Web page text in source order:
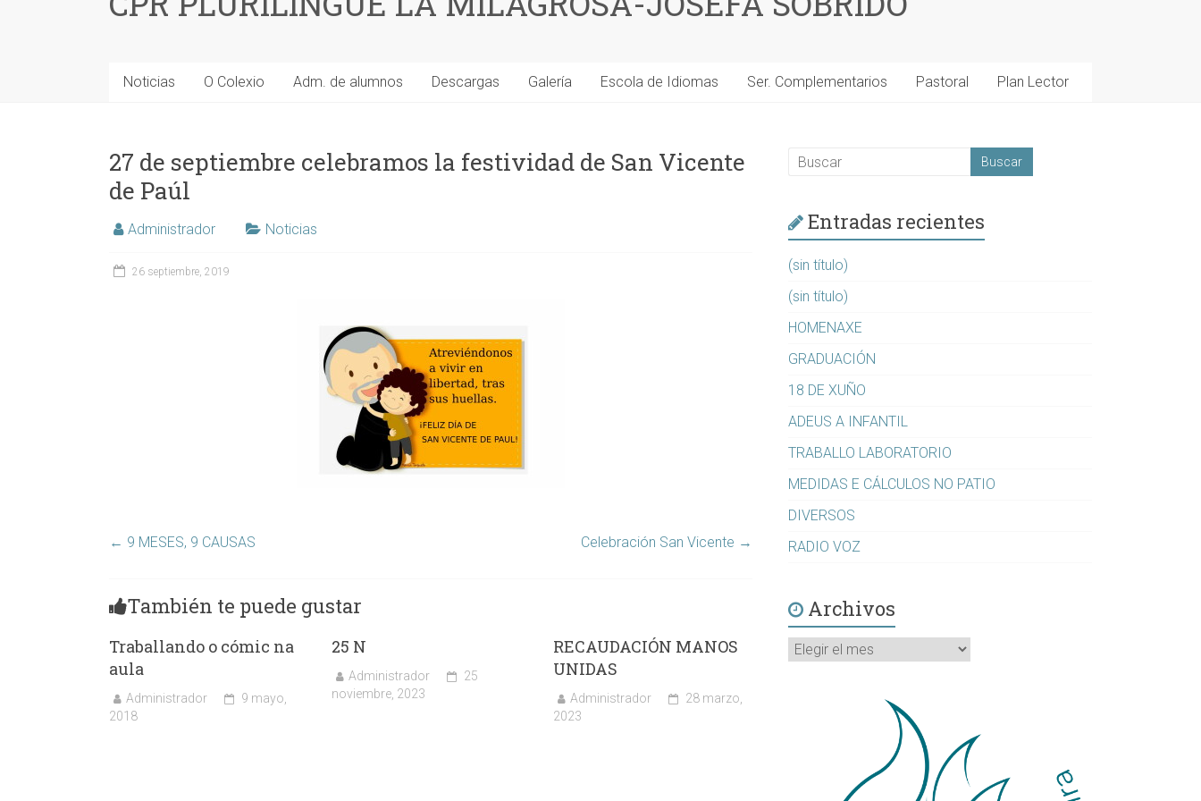
Noticias O Colexio Adm. de alumnos Descargas Galería Escola de Idiomas Ser. Complementarios Pastoral Plan Lector
27 de septiembre celebramos la festividad de San Vicente
de Paúl
Administrador Noticias
26 septiembre, 2019
← 9 MESES, 9 CAUSAS Celebración San Vicente →
También te puede gustar
Traballando o cómic na
aula
Administrador
9 mayo,
2018
25 N
Administrador
25
noviembre, 2023
RECAUDACIÓN MANOS
UNIDAS
Administrador
28 marzo,
2023
Entradas recientes
(sin título)
(sin título)
HOMENAXE
GRADUACIÓN
18 DE XUÑO
ADEUS A INFANTIL
TRABALLO LABORATORIO
MEDIDAS E CÁLCULOS NO PATIO
DIVERSOS
RADIO VOZ
Archivos
Archivos